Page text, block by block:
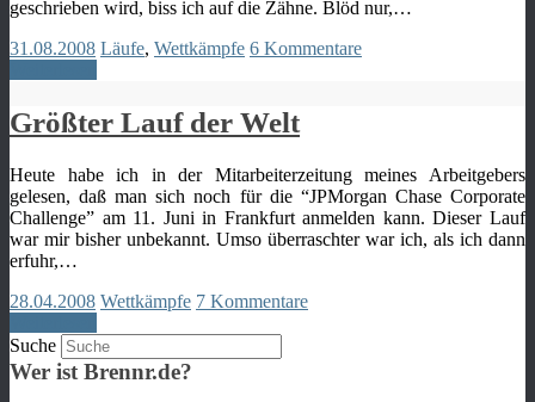
geschrieben wird, biss ich auf die Zähne. Blöd nur,…
31.08.2008 Läufe, Wettkämpfe 6 Kommentare
Größter Lauf der Welt
Heute habe ich in der Mitarbeiterzeitung meines Arbeitgebers
gelesen, daß man sich noch für die “JPMorgan Chase Corporate
Challenge” am 11. Juni in Frankfurt anmelden kann. Dieser Lauf
war mir bisher unbekannt. Umso überraschter war ich, als ich dann
erfuhr,…
28.04.2008 Wettkämpfe 7 Kommentare
Suche
Wer ist Brennr.de?